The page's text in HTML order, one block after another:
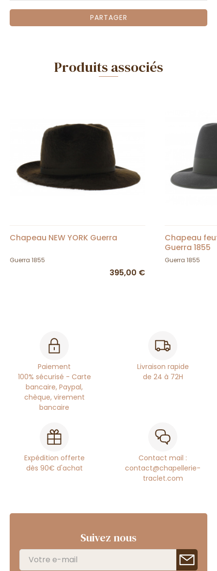
PARTAGER
Produits associés
Chapeau NEW YORK Guerra
Guerra 1855
395,00 €
Chapeau
Guerra 1855
Guerra 1855
Paiement
100% sécurisé - Carte
bancaire, Paypal,
chèque, virement
bancaire
Livraison rapide
de 24 à 72H
Expédition offerte
dès 90€ d'achat
Contact mail :
contact@chapellerie-
traclet.com
Suivez nous